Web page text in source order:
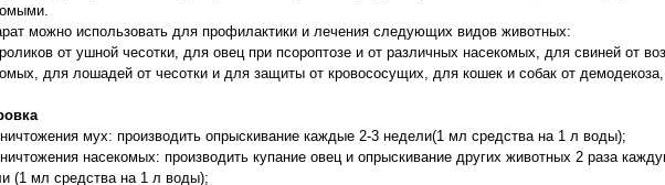
можно использовать для профилактики и лечения следующих видов животных:
от ушной чесотки, для овец при псороптозе и от различных насекомых, для свиней от
для лошадей от чесотки и для защиты от кровососущих, для кошек и собак от
мух: производить опрыскивание каждые 2-3 недели(1 мл средства на 1 л воды);
насекомых: производить купание овец и опрыскивание других животных 2 раза
(1 мл средства на 1 л воды);